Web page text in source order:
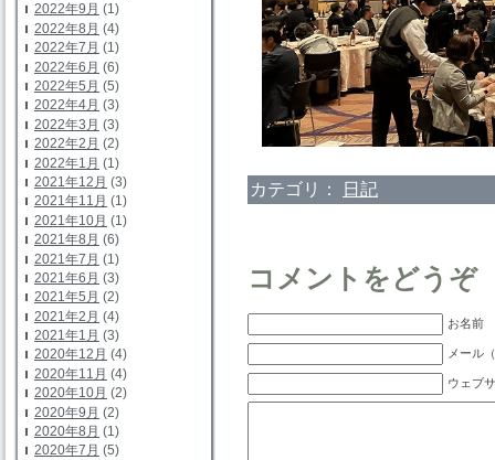
2022年9月 (1)
2022年8月 (4)
2022年7月 (1)
2022年6月 (6)
2022年5月 (5)
2022年4月 (3)
2022年3月 (3)
2022年2月 (2)
2022年1月 (1)
2021年12月 (3)
2021年11月 (1)
2021年10月 (1)
2021年8月 (6)
2021年7月 (1)
2021年6月 (3)
2021年5月 (2)
2021年2月 (4)
2021年1月 (3)
2020年12月 (4)
2020年11月 (4)
2020年10月 (2)
2020年9月 (2)
2020年8月 (1)
2020年7月 (5)
カテゴリ： 日記
コメントをどうぞ
お名前
メール
ウェブ